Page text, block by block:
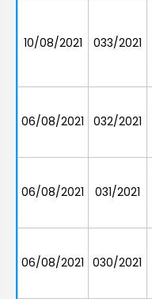
10/08/2021 033/2021
06/08/2021 032/2021
06/08/2021 031/2021
06/08/2021 030/2021